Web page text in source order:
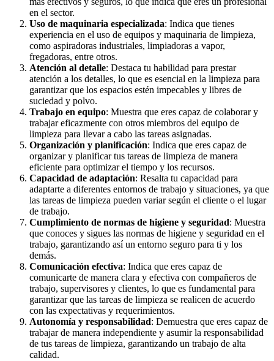
en el sector.
Uso de maquinaria especializada: Indica que tienes
experiencia en el uso de equipos y maquinaria de limpieza,
como aspiradoras industriales, limpiadoras a vapor,
fregadoras, entre otros.
Atención al detalle: Destaca tu habilidad para prestar
atención a los detalles, lo que es esencial en la limpieza para
garantizar que los espacios estén impecables y libres de
suciedad y polvo.
Trabajo en equipo: Muestra que eres capaz de colaborar y
trabajar eficazmente con otros miembros del equipo de
limpieza para llevar a cabo las tareas asignadas.
Organización y planificación: Indica que eres capaz de
organizar y planificar tus tareas de limpieza de manera
eficiente para optimizar el tiempo y los recursos.
Capacidad de adaptación: Resalta tu capacidad para
adaptarte a diferentes entornos de trabajo y situaciones, ya que
las tareas de limpieza pueden variar según el cliente o el lugar
de trabajo.
Cumplimiento de normas de higiene y seguridad: Muestra
que conoces y sigues las normas de higiene y seguridad en el
trabajo, garantizando así un entorno seguro para ti y los
demás.
Comunicación efectiva: Indica que eres capaz de
comunicarte de manera clara y efectiva con compañeros de
trabajo, supervisores y clientes, lo que es fundamental para
garantizar que las tareas de limpieza se realicen de acuerdo
con las expectativas y requerimientos.
Autonomía y responsabilidad: Demuestra que eres capaz de
trabajar de manera independiente y asumir la responsabilidad
de tus tareas de limpieza, garantizando un trabajo de alta
calidad.